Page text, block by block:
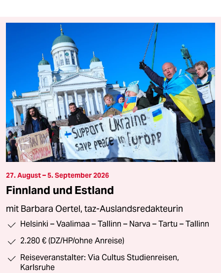
27. August – 5. September 2026
Finnland und Estland
mit Barbara Oertel, taz-Auslandsredakteurin
Helsinki – Vaalimaa – Tallinn – Narva – Tartu – Tallinn
2.280 € (DZ/HP/ohne Anreise)
Reiseveranstalter: Via Cultus Studienreisen,
Karlsruhe